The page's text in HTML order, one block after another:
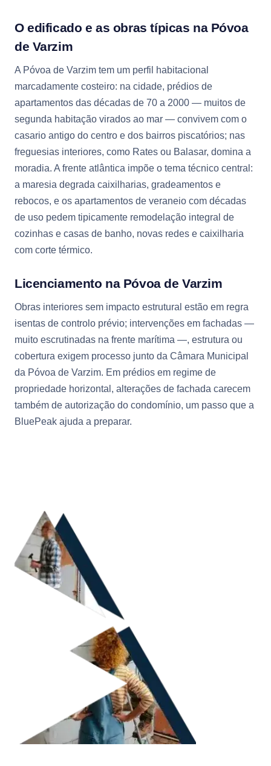
O edificado e as obras típicas na Póvoa
de Varzim
A Póvoa de Varzim tem um perfil habitacional
marcadamente costeiro: na cidade, prédios de
apartamentos das décadas de 70 a 2000 — muitos de
segunda habitação virados ao mar — convivem com o
casario antigo do centro e dos bairros piscatórios; nas
freguesias interiores, como Rates ou Balasar, domina a
moradia. A frente atlântica impõe o tema técnico central:
a maresia degrada caixilharias, gradeamentos e
rebocos, e os apartamentos de veraneio com décadas
de uso pedem tipicamente remodelação integral de
cozinhas e casas de banho, novas redes e caixilharia
com corte térmico.
Licenciamento na Póvoa de Varzim
Obras interiores sem impacto estrutural estão em regra
isentas de controlo prévio; intervenções em fachadas —
muito escrutinadas na frente marítima —, estrutura ou
cobertura exigem processo junto da Câmara Municipal
da Póvoa de Varzim. Em prédios em regime de
propriedade horizontal, alterações de fachada carecem
também de autorização do condomínio, um passo que a
BluePeak ajuda a preparar.